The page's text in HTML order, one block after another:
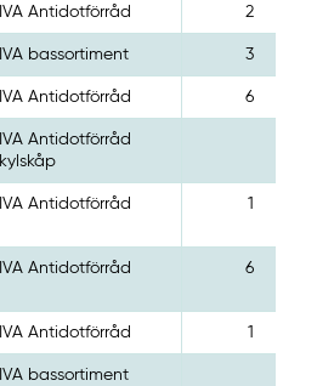
IVA Antidotförråd 2
IVA bassortiment 3
IVA Antidotförråd 6
IVA Antidotförråd
kylskåp
IVA Antidotförråd 1
IVA Antidotförråd 6
IVA Antidotförråd 1
IVA bassortiment